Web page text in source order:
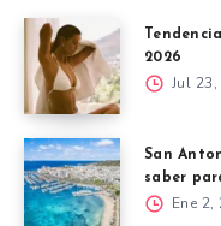
2026
Jul
San
saber
Ene 2,